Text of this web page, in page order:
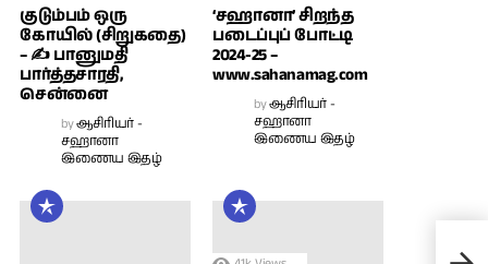
குடும்பம் ஒரு
கோயில் (சிறுகதை)
– ✍ பானுமதி
பார்த்தசாரதி,
சென்னை
byஆசிரியர் -
சஹானா
இணைய இதழ்
‘சஹானா’ சிறந்த
படைப்புப் போட்டி
2024-25 –
www.sahanamag.com
byஆசிரியர் -
சஹானா
இணைய இதழ்